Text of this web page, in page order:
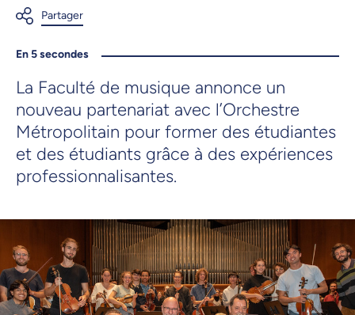
En 5 secondes
La Faculté de musique annonce un
nouveau partenariat avec l’Orchestre
Métropolitain pour former des étudiantes
et des étudiants grâce à des expériences
professionnalisantes.